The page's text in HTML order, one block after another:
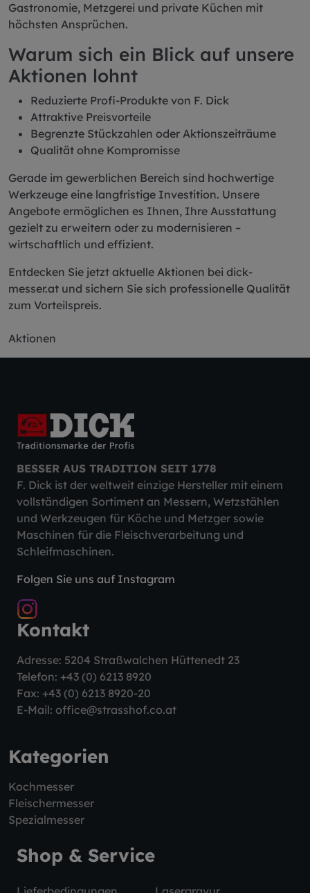
Gastronomie, Metzgerei und private Küchen mit
höchsten Ansprüchen.
Warum sich ein Blick auf unsere
Aktionen lohnt
Reduzierte Profi-Produkte von F. Dick
Attraktive Preisvorteile
Begrenzte Stückzahlen oder Aktionszeiträume
Qualität ohne Kompromisse
Gerade im gewerblichen Bereich sind hochwertige
Werkzeuge eine langfristige Investition. Unsere
Angebote ermöglichen es Ihnen, Ihre Ausstattung
gezielt zu erweitern oder zu modernisieren –
wirtschaftlich und effizient.
Entdecken Sie jetzt aktuelle Aktionen bei dick-
messer.at und sichern Sie sich professionelle Qualität
zum Vorteilspreis.
Aktionen
BESSER AUS TRADITION SEIT 1778
F. Dick ist der weltweit einzige Hersteller mit einem
vollständigen Sortiment an Messern, Wetzstählen
und Werkzeugen für Köche und Metzger sowie
Maschinen für die Fleischverarbeitung und
Schleifmaschinen.
Folgen Sie uns auf Instagram
Kontakt
Adresse: 5204 Straßwalchen Hüttenedt 23
Telefon: +43 (0) 6213 8920
Fax: +43 (0) 6213 8920-20
E-Mail: office@strasshof.co.at
Kategorien
Kochmesser
Fleischermesser
Spezialmesser
Shop & Service